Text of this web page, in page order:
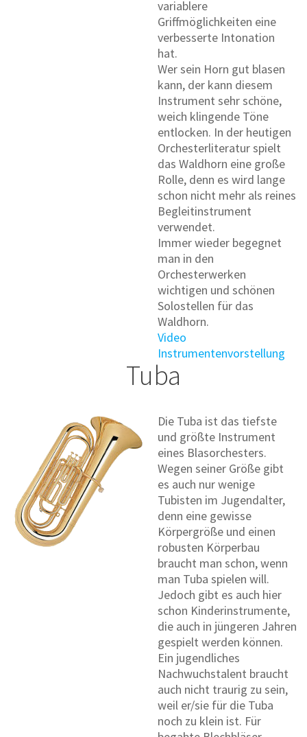
variablere
Griffmöglichkeiten eine
verbesserte Intonation
hat.
Wer sein Horn gut blasen
kann, der kann diesem
Instrument sehr schöne,
weich klingende Töne
entlocken. In der heutigen
Orchesterliteratur spielt
das Waldhorn eine große
Rolle, denn es wird lange
schon nicht mehr als reines
Begleitinstrument
verwendet.
Immer wieder begegnet
man in den
Orchesterwerken
wichtigen und schönen
Solostellen für das
Waldhorn.
Video
Instrumentenvorstellung
Tuba
Die Tuba ist das tiefste
und größte Instrument
eines Blasorchesters.
Wegen seiner Größe gibt
es auch nur wenige
Tubisten im Jugendalter,
denn eine gewisse
Körpergröße und einen
robusten Körperbau
braucht man schon, wenn
man Tuba spielen will.
Jedoch gibt es auch hier
schon Kinderinstrumente,
die auch in jüngeren Jahren
gespielt werden können.
Ein jugendliches
Nachwuchstalent braucht
auch nicht traurig zu sein,
weil er/sie für die Tuba
noch zu klein ist. Für